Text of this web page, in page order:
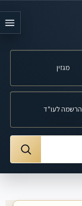
מגזין
הרשמה לעו"ד